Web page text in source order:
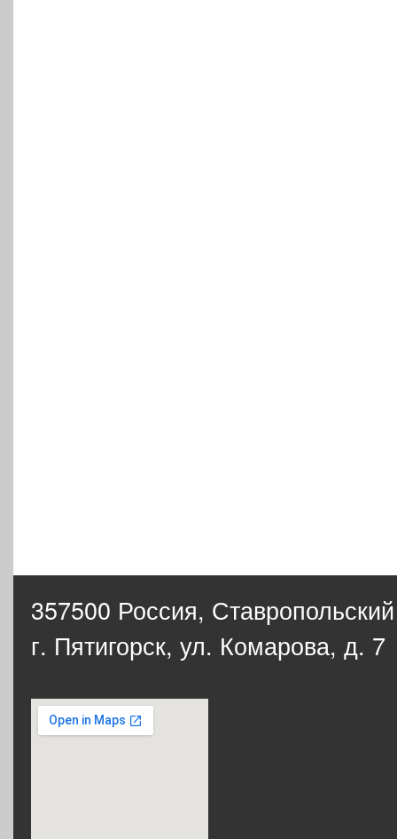
357500 Россия,
г. Пятигорск, ул. Комарова, д. 7